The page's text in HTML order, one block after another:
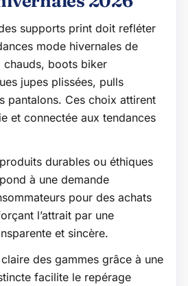
supports print doit refléter
mode hivernales de
chauds, boots biker
jupes plissées, pulls
pantalons. Ces choix attirent
et connectée aux tendances
durables ou éthiques
à une demande
pour des achats
l’attrait par une
et sincère.
des gammes grâce à une
facilite le repérage